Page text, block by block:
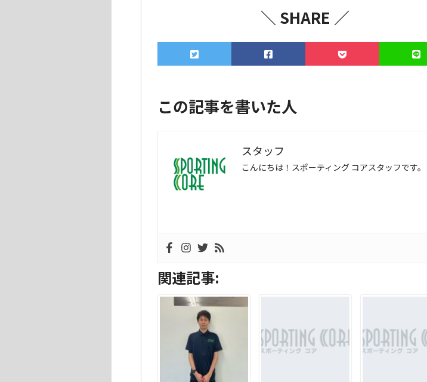
＼ SHARE ／
この記事を書いた人
スタッフ
こんにちは！スポーティング コアスタッフです。
関連記事: